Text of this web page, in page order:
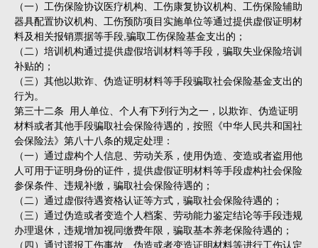
（一）工伤保险协议医疗机构、工伤康复协议机构、工伤保险辅助
器具配置协议机构、工伤预防项目实施单位等通过提供虚假证明材
料及相关报销票据等手段,骗取工伤保险基金支出的；
（二）培训机构通过提供虚假培训材料等手段，骗取失业保险培训
补贴的；
（三）其他以欺诈、伪造证明材料等手段骗取社会保险基金支出的
行为。
第三十二条 用人单位、个人有下列行为之一，以欺诈、伪造证明
材料或者其他手段骗取社会保险待遇的，按照《中华人民共和国社
会保险法》第八十八条的规定处理：
（一）通过虚构个人信息、劳动关系，使用伪造、变造或者盗用他
人可用于证明身份的证件，提供虚假证明材料等手段虚构社会保险
参保条件、违规补缴，骗取社会保险待遇的；
（二）通过虚假待遇资格认证等方式，骗取社会保险待遇的；
（三）通过伪造或者变造个人档案、劳动能力鉴定结论等手段违规
办理退休，违规增加视同缴费年限，骗取基本养老保险待遇的；
（四）通过谎报工伤事故、伪造或者变造证明材料等进行工伤认定